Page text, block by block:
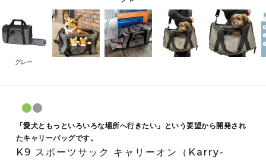
グレー
「愛犬ともっといろいろな場所へ行きたい」という要望から開発され
たキャリーバッグです。
K9 スポーツサック キャリーオン（Karry-